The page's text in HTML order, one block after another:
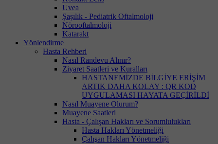
Uvea
Şaşılık - Pediatrik Oftalmoloji
Nörooftalmoloji
Katarakt
Yönlendirme
Hasta Rehberi
Nasıl Randevu Alınır?
Ziyaret Saatleri ve Kuralları
HASTANEMİZDE BİLGİYE ERİŞİM
ARTIK DAHA KOLAY : QR KOD
UYGULAMASI HAYATA GEÇİRİLDİ
Nasıl Muayene Olurum?
Muayene Saatleri
Hasta - Çalışan Hakları ve Sorumlulukları
Hasta Hakları Yönetmeliği
Çalışan Hakları Yönetmeliği